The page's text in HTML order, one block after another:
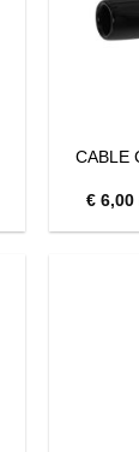
CABLE
€6,00